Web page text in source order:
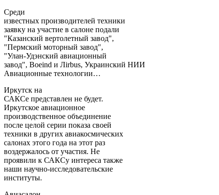
Среди
известных производителей техники
заявку на участие в салоне подали
"Казанский вертолетный завод",
"Пермский моторный завод",
"Улан-Удэнский авиационный
завод", Boeind и Лirbus, Украинский НИИ
Авиационные технологии…
Иркутск на
САКСе представлен не будет.
Иркутское авиационное
производственное объединение
после целой серии показа своей
техники в других авиакосмических
салонах этого года на этот раз
воздержалось от участия. Не
проявили к САКСу интереса также
наши научно-исследовательские
институты.